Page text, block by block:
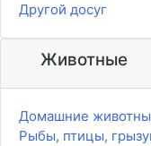
Другой досуг
Животные
Домашние
Рыбы, птицы,